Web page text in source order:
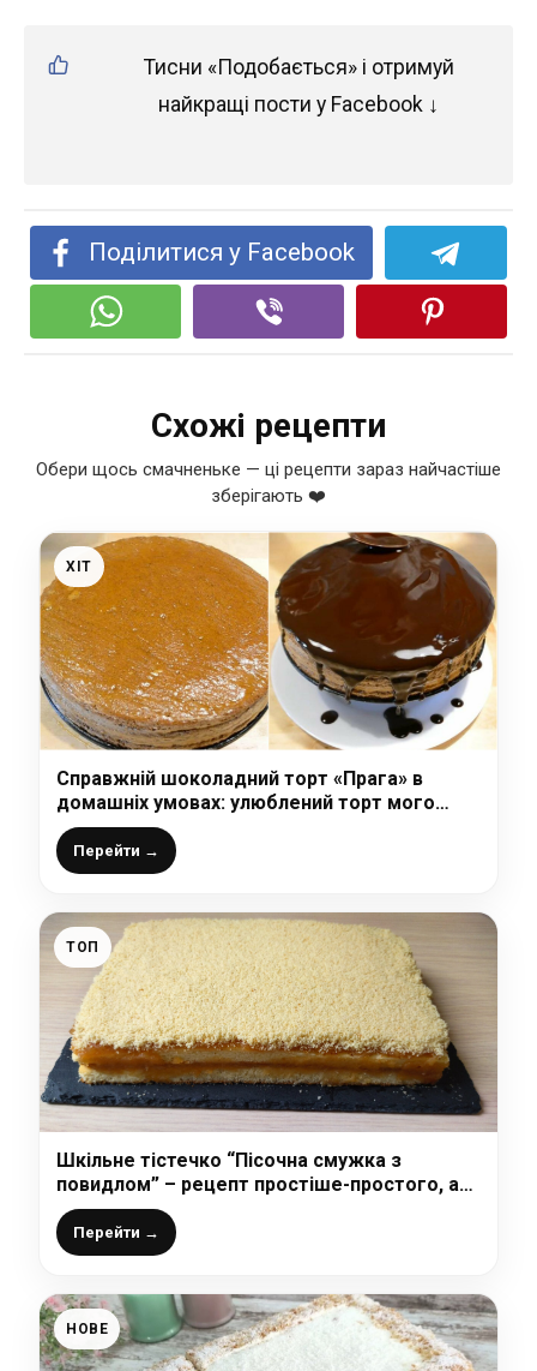
Тисни «Подобається» і отримуй
найкращі пости у Facebook ↓
Поділитися у Facebook
Схожі рецепти
Обери щось смачненьке — ці рецепти зараз найчастіше
зберігають ❤️
ХІТ
Справжній шоколадний торт «Прага» в
домашніх умовах: улюблений торт мого
чоловіка, воно і дивно, це божественно
смачно
Перейти →
ТОП
Шкільне тістечко “Пісочна смужка з
повидлом” – рецепт простіше-простого, а
результат завжди вдалий і неймовірно
смачний!
Перейти →
НОВЕ